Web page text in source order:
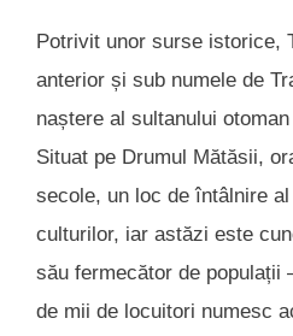
Potrivit unor surse istorice,
anterior și sub numele de
naștere al sultanului
Situat pe Drumul Mătăsii,
secole, un loc de întâlnire
culturilor, iar astăzi este
său fermecător de populații
de mii de locuitori numesc